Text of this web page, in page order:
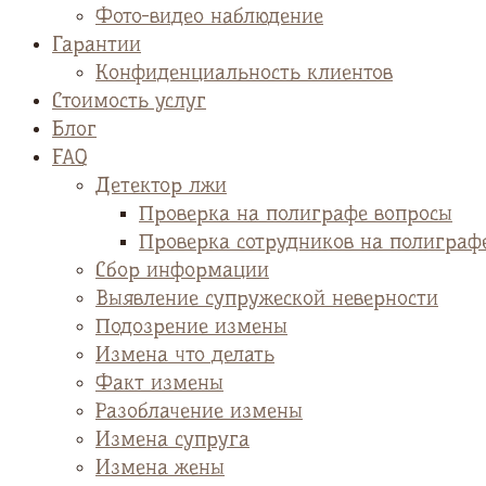
Фото-видео наблюдение
Гарантии
Конфиденциальность клиентов
Стоимость услуг
Блог
FAQ
Детектор лжи
Проверка на полиграфе вопросы
Проверка сотрудников на
Сбор информации
Выявление супружеской неверности
Подозрение измены
Измена что делать
Факт измены
Разоблачение измены
Измена супруга
Измена жены